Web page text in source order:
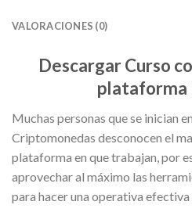
VALORACIONES (0)
Descargar Curso
plataforma
Muchas personas que se inician
Criptomonedas desconocen el
plataforma en que trabajan, por
aprovechar al máximo las
para hacer una operativa